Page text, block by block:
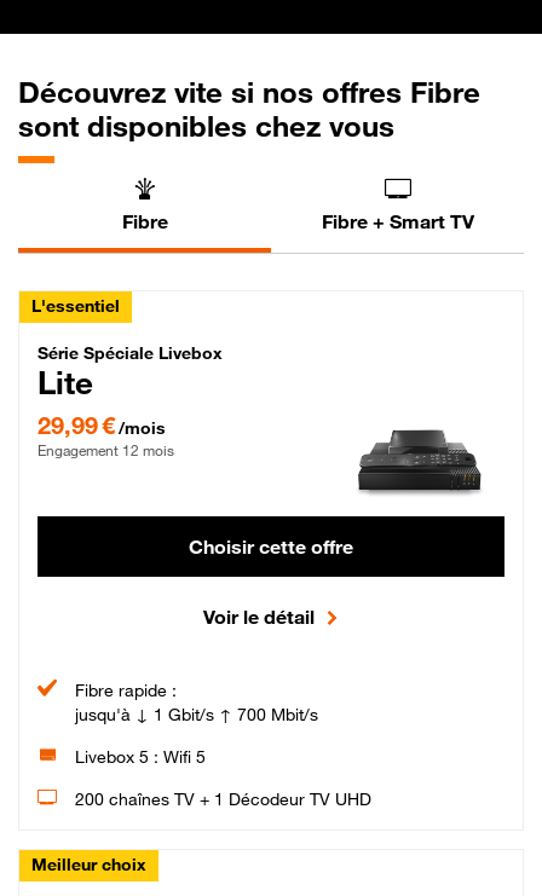
Découvrez vite si nos offres Fibre
sont disponibles chez vous
Fibre Fibre + Smart TV
L'essentiel
Série Spéciale Livebox Lite Fibre
Série Spéciale Livebox
Lite
29,99 €/mois
Engagement 12 mois
Choisir cette offre
Voir le détail
Fibre rapide :
jusqu'à ↓ 1 Gbit/s ↑ 700 Mbit/s
Livebox 5 : Wifi 5
200 chaînes TV + 1 Décodeur TV UHD
Meilleur choix